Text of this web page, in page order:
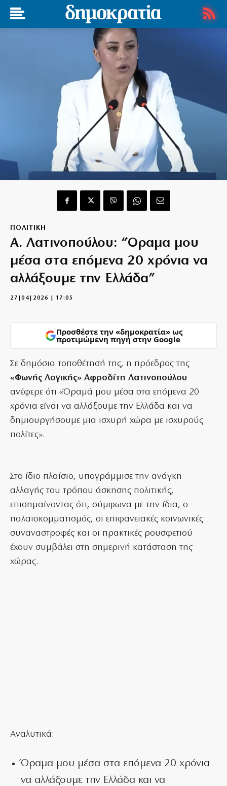
ΠΟΛΙΤΙΚΗ
Α. Λατινοπούλου: “Όραμα μου
μέσα στα επόμενα 20 χρόνια να
αλλάξουμε την Ελλάδα”
27|04|2026 | 17:05
Προσθέστε την «δημοκρατία» ως
προτιμώμενη πηγή στην Google
Σε δημόσια τοποθέτησή της, η πρόεδρος της
«Φωνής Λογικής» Αφροδίτη Λατινοπούλου
ανέφερε ότι «Όραμά μου μέσα στα επόμενα 20
χρόνια είναι να αλλάξουμε την Ελλάδα και να
δημιουργήσουμε μια ισχυρή χώρα με ισχυρούς
πολίτες».
Στο ίδιο πλαίσιο, υπογράμμισε την ανάγκη
αλλαγής του τρόπου άσκησης πολιτικής,
επισημαίνοντας ότι, σύμφωνα με την ίδια, ο
παλαιοκομματισμός, οι επιφανειακές κοινωνικές
συναναστροφές και οι πρακτικές ρουσφετιού
έχουν συμβάλει στη σημερινή κατάσταση της
χώρας.
Αναλυτικά:
Όραμα μου μέσα στα επόμενα 20 χρόνια
να αλλάξουμε την Ελλάδα και να